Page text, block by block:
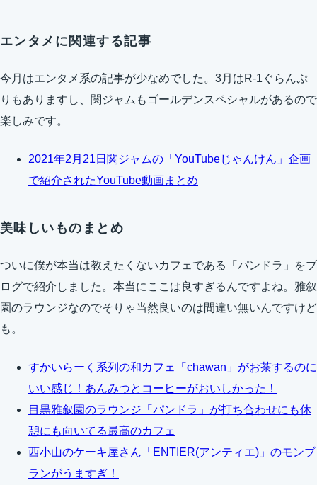
エンタメに関連する記事
今月はエンタメ系の記事が少なめでした。3月はR-1ぐらんぷ
りもありますし、関ジャムもゴールデンスペシャルがあるので
楽しみです。
2021年2月21日関ジャムの「YouTubeじゃんけん」企画
で紹介されたYouTube動画まとめ
美味しいものまとめ
ついに僕が本当は教えたくないカフェである「パンドラ」をブ
ログで紹介しました。本当にここは良すぎるんですよね。雅叙
園のラウンジなのでそりゃ当然良いのは間違い無いんですけど
も。
すかいらーく系列の和カフェ「chawan」がお茶するのに
いい感じ！あんみつとコーヒーがおいしかった！
目黒雅叙園のラウンジ「パンドラ」が打ち合わせにも休
憩にも向いてる最高のカフェ
西小山のケーキ屋さん「ENTIER(アンティエ)」のモンブ
ランがうますぎ！